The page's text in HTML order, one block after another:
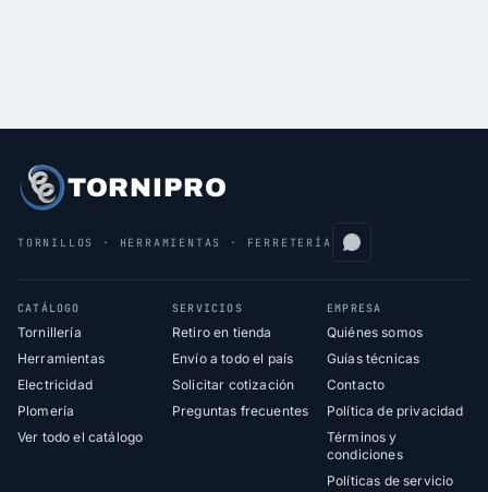
TORNIPRO
TORNILLOS · HERRAMIENTAS · FERRETERÍA
CATÁLOGO
Tornillería
Herramientas
Electricidad
Plomería
Ver todo el catálogo
SERVICIOS
Retiro en tienda
Envío a todo el país
Solicitar cotización
Preguntas frecuentes
EMPRESA
Quiénes somos
Guías técnicas
Contacto
Política de privacidad
Términos y
condiciones
Políticas de servicio